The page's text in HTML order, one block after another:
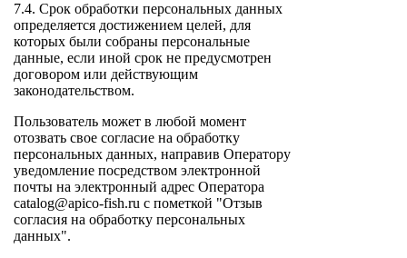
7.4. Срок обработки персональных данных
определяется достижением целей, для
которых были собраны персональные
данные, если иной срок не предусмотрен
договором или действующим
законодательством.
Пользователь может в любой момент
отозвать свое согласие на обработку
персональных данных, направив Оператору
уведомление посредством электронной
почты на электронный адрес Оператора
catalog@apico-fish.ru с пометкой "Отзыв
согласия на обработку персональных
данных".